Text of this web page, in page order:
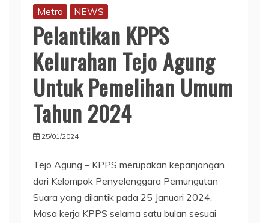
Metro NEWS
Pelantikan KPPS
Kelurahan Tejo Agung
Untuk Pemelihan Umum
Tahun 2024
25/01/2024
Tejo Agung – KPPS merupakan kepanjangan
dari Kelompok Penyelenggara Pemungutan
Suara yang dilantik pada 25 Januari 2024.
Masa kerja KPPS selama satu bulan sesuai